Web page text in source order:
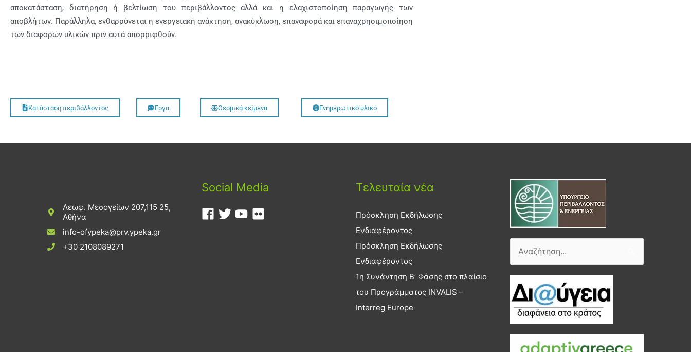
αποκατάσταση, διατήρηση ή βελτίωση του περιβάλλοντος αλλά και η ελαχιστοποίηση παραγωγής των
αποβλήτων. Παράλληλα, ενθαρρύνεται η ενεργειακή ανάκτηση, ανακύκλωση, επαναφορά και επαναχρησιμοποίηση
των διαφορών υλικών πριν αυτά απορριφθούν.
Κατάσταση περιβάλλοντος Έργα Θεσμικά κείμενα Ενημερωτικό υλικό
Λεωφ. Μεσογείων 207,115 25,
Αθήνα
info-ofypeka@prv.ypeka.gr
+30 2108089271
Social Media Τελευταία νέα
Πρόσκληση Εκδήλωσης
Ενδιαφέροντος
Πρόσκληση Εκδήλωσης
Ενδιαφέροντος
1η Συνάντηση Β’ Φάσης στο πλαίσιο
του Προγράμματος INVALIS –
Interreg Europe
Αναζήτηση